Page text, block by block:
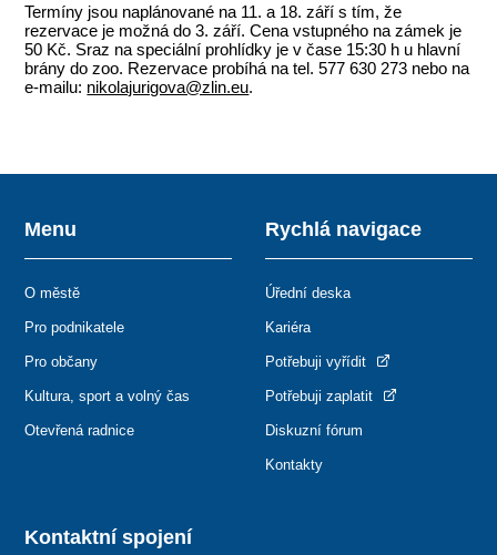
Termíny jsou naplánované na 11. a 18. září s tím, že
rezervace je možná do 3. září. Cena vstupného na zámek je
50 Kč. Sraz na speciální prohlídky je v čase 15:30 h u hlavní
brány do zoo. Rezervace probíhá na tel. 577 630 273 nebo na
e-mailu: nikolajurigova@zlin.eu.
Kontaktní spojení
Menu
O městě
Pro podnikatele
Pro občany
Kultura, sport a volný čas
Otevřená radnice
Rychlá navigace
Úřední deska
Kariéra
Potřebuji vyřídit
Potřebuji zaplatit
Diskuzní fórum
Kontakty